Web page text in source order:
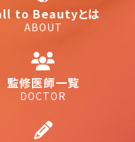
to Beautyとは
ABOUT
監修医師一覧
DOCTOR